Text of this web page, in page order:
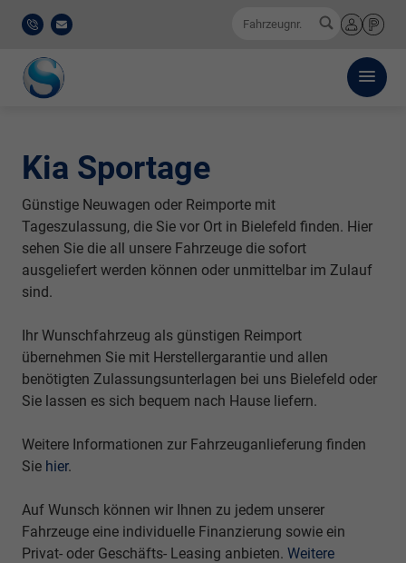
0521
911
777-
E-
Fahrzeugnr.
Anmelden
Merkliste
Kia Sportage
Günstige Neuwagen oder Reimporte mit
Tageszulassung, die Sie vor Ort in Bielefeld finden. Hier
sehen Sie die all unsere Fahrzeuge die sofort
ausgeliefert werden können oder unmittelbar im Zulauf
sind.
Ihr Wunschfahrzeug als günstigen Reimport
übernehmen Sie mit Herstellergarantie und allen
benötigten Zulassungsunterlagen bei uns Bielefeld oder
Sie lassen es sich bequem nach Hause liefern.
Weitere Informationen zur Fahrzeuganlieferung finden
Sie hier.
Auf Wunsch können wir Ihnen zu jedem unserer
Fahrzeuge eine individuelle Finanzierung sowie ein
Privat- oder Geschäfts- Leasing anbieten. Weitere